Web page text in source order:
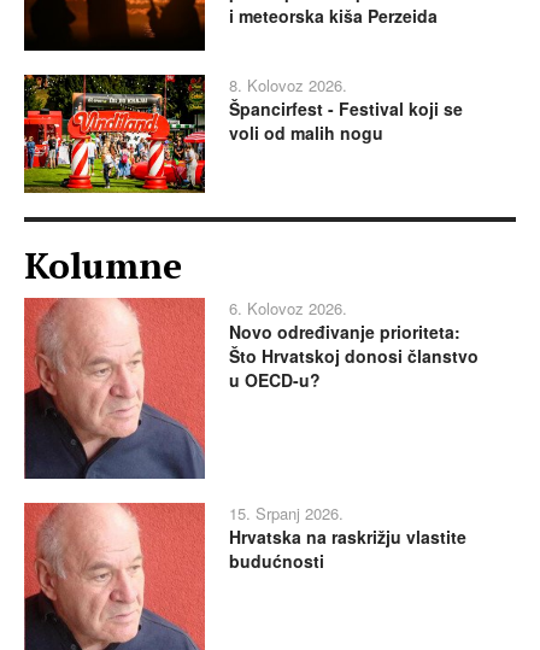
i meteorska kiša Perzeida
8. Kolovoz 2026.
Špancirfest - Festival koji se
voli od malih nogu
Kolumne
6. Kolovoz 2026.
Novo određivanje prioriteta:
Što Hrvatskoj donosi članstvo
u OECD-u?
15. Srpanj 2026.
Hrvatska na raskrižju vlastite
budućnosti